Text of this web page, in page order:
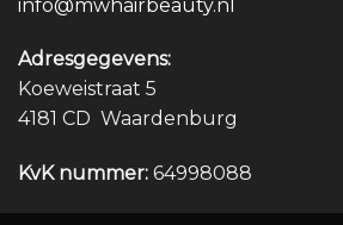
info@mwhairbeauty.nl
Adresgegevens:
Koeweistraat 5
4181 CD Waardenburg
KvK nummer: 64998088